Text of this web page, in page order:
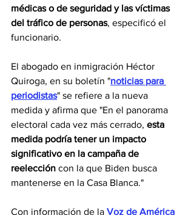
médicas o de seguridad y las víctimas
del tráfico de personas, especificó el
funcionario.
El abogado en inmigración Héctor
Quiroga, en su boletín "noticias para
periodistas" se refiere a la nueva
medida y afirma que "En el panorama
electoral cada vez más cerrado, esta
medida podría tener un impacto
significativo en la campaña de
reelección con la que Biden busca
mantenerse en la Casa Blanca."
Con información de la Voz de América